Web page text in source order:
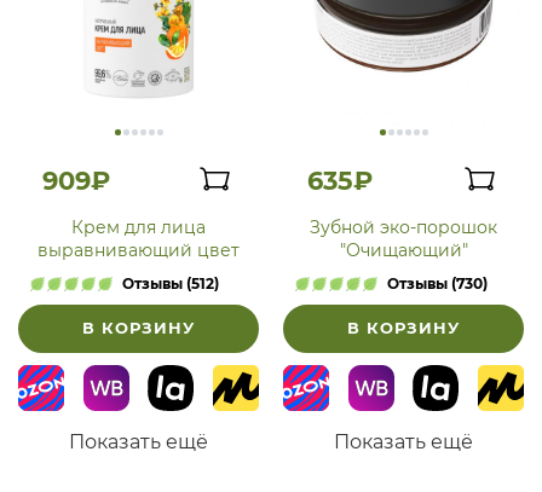
909₽
Крем для лица
выравнивающий цвет
Отзывы (512)
В КОРЗИНУ
Показать ещё
635₽
Зубной эко-порошок
"Очищающий"
Отзывы (730)
В КОРЗИНУ
Показать ещё